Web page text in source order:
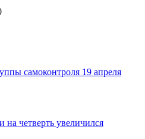
самоконтроля 19 апреля
на четверть увеличился